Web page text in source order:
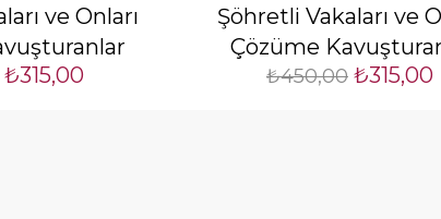
ve Onları
₺315,00
Şöhretli Vakaları ve
Çözüme
₺450,00 ₺315,00